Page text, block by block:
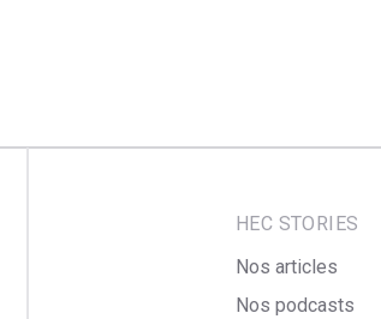
HEC STORIES
Nos articles
Nos podcasts